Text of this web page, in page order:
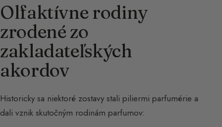
Olfaktívne rodiny
zrodené zo
zakladateľských
akordov
Historicky sa niektoré zostavy stali piliermi parfumérie a
dali vznik skutočným rodinám parfumov: